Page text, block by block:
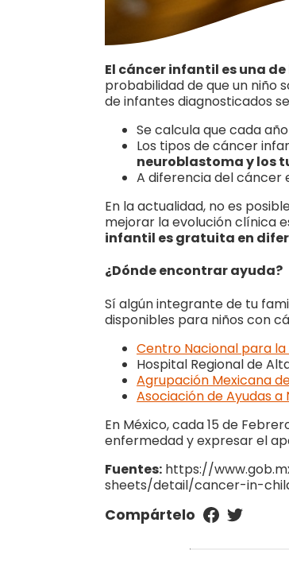
El cáncer infantil es una
probabilidad de que un niño
de infantes diagnosticados
Se calcula que cada
Los tipos de cáncer
neuroblastoma y los
A diferencia del cáncer
En la actualidad, no es
mejorar la evolución clínica
infantil es gratuita en
¿Dónde encontrar ayuda?
Sí algún integrante de tu
disponibles para niños con
Centro Nacional para
Hospital Regional de
Agrupación Mexicana
Asociación de Ayudas a
En México, cada 15 de
enfermedad y expresar el
Fuentes: https://
sheets/detail/cancer-in-
Compártelo